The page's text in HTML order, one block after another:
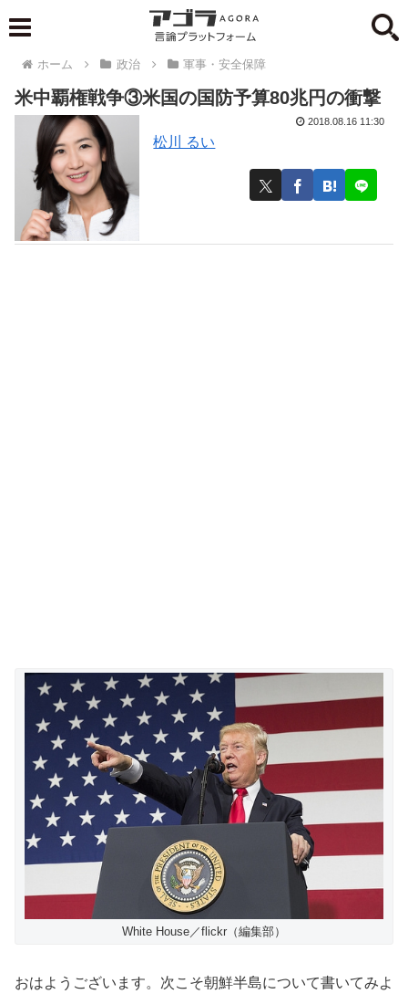
ホーム 政治 軍事・安全保障
米中覇権戦争③米国の国防予算80兆円の衝撃
松川 るい
2018.08.16 11:30
White House／flickr（編集部）
おはようございます。次こそ朝鮮半島について書いてみよ